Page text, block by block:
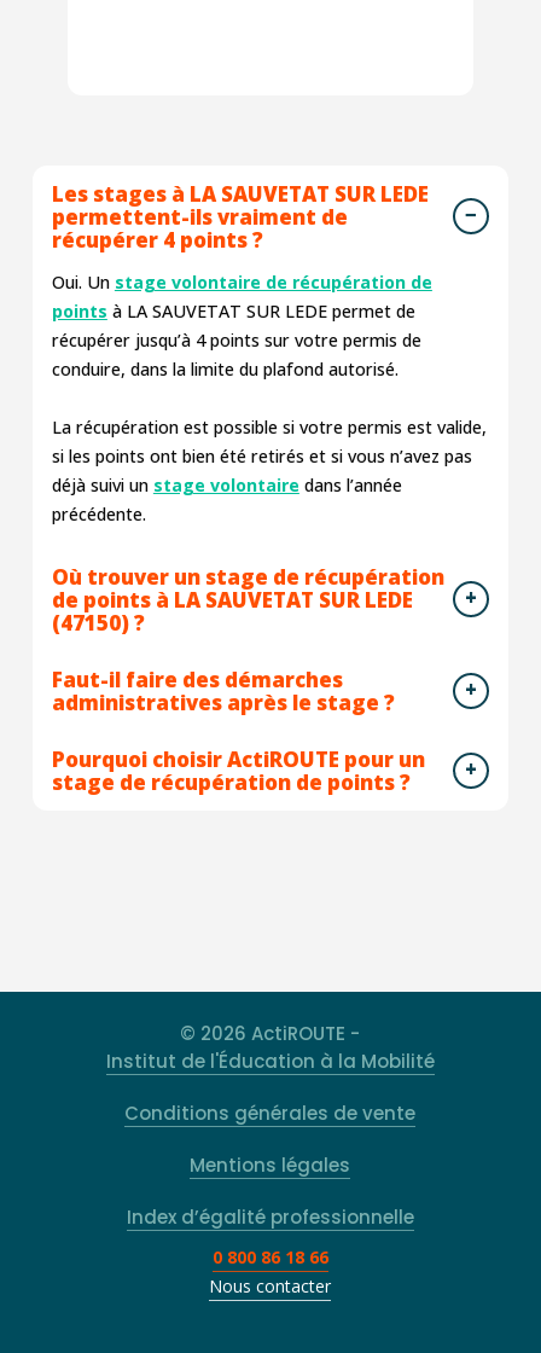
Les stages à LA SAUVETAT SUR LEDE
permettent-ils vraiment de
récupérer 4 points ?
Oui. Un stage volontaire de récupération de
points à LA SAUVETAT SUR LEDE permet de
récupérer jusqu’à 4 points sur votre permis de
conduire, dans la limite du plafond autorisé.
La récupération est possible si votre permis est valide,
si les points ont bien été retirés et si vous n’avez pas
déjà suivi un stage volontaire dans l’année
précédente.
Où trouver un stage de récupération
de points à LA SAUVETAT SUR LEDE
(47150) ?
Faut-il faire des démarches
administratives après le stage ?
Pourquoi choisir ActiROUTE pour un
stage de récupération de points ?
© 2026 ActiROUTE -
Institut de l'Éducation à la Mobilité
Conditions générales de vente
Mentions légales
Index d’égalité professionnelle
0 800 86 18 66
Nous contacter